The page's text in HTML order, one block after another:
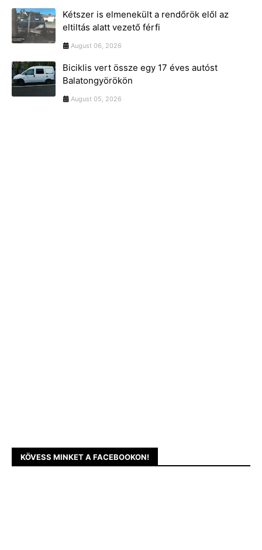
Kétszer is elmenekült a rendőrök elől az
eltiltás alatt vezető férfi
August 06, 2026
Biciklis vert össze egy 17 éves autóst
Balatongyörökön
August 05, 2026
KÖVESS MINKET A FACEBOOKON!